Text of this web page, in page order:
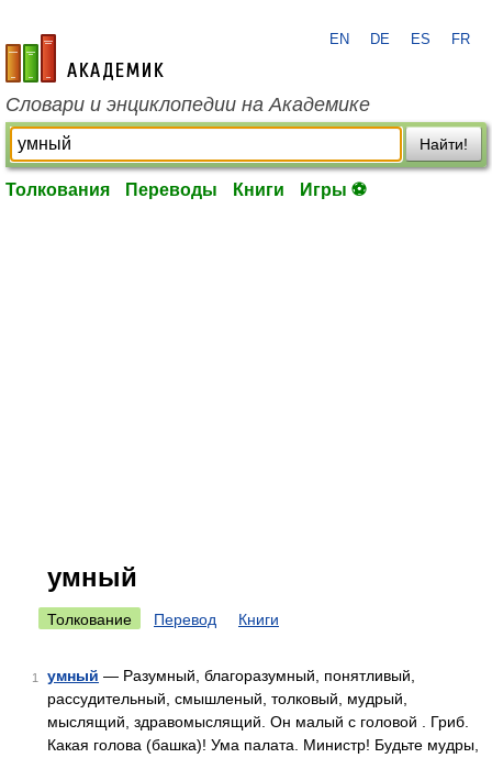
academic.ru
EN DE ES FR
Словари и энциклопедии на Академике
Найти!
Толкования Переводы Книги Игры ⚽
умный
Толкование Перевод Книги
1 умный — Разумный, благоразумный, понятливый,
рассудительный, смышленый, толковый, мудрый,
мыслящий, здравомыслящий. Он малый с головой . Гриб.
Какая голова (башка)! Ума палата. Министр! Будьте мудры,